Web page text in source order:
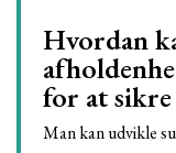
Hvordan
for at sikre
Man kan udvikle